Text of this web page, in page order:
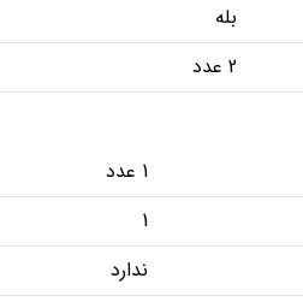
بله
2 عدد
1 عدد
1
ندارد